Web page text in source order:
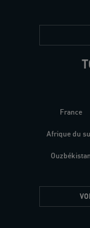
France
Afrique du
Ouzbékistan